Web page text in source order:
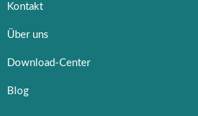
Kontakt
Über uns
Download-Center
Blog